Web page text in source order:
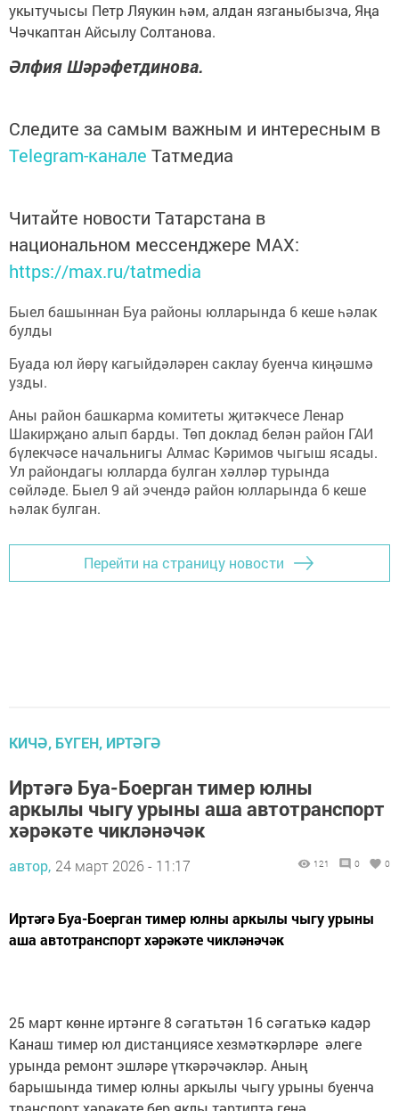
укытучысы Петр Ляукин һәм, алдан язганыбызча, Яңа
Чәчкаптан Айсылу Солтанова.
Әлфия Шәрәфетдинова.
Следите за самым важным и интересным в
Telegram-канале Татмедиа
Читайте новости Татарстана в
национальном мессенджере MАХ:
https://max.ru/tatmedia
Быел башыннан Буа районы юлларында 6 кеше һәлак
булды
Буада юл йөрү кагыйдәләрен саклау буенча киңәшмә
узды.
Аны район башкарма комитеты җитәкчесе Ленар
Шакирҗано алып барды. Төп доклад белән район ГАИ
бүлекчәсе начальнигы Алмас Кәримов чыгыш ясады.
Ул райондагы юлларда булган хәлләр турында
сөйләде. Быел 9 ай эчендә район юлларында 6 кеше
һәлак булган.
Перейти на страницу новости
КИЧӘ, БҮГЕН, ИРТӘГӘ
Иртәгә Буа-Боерган тимер юлны
аркылы чыгу урыны аша автотранспорт
хәрәкәте чикләнәчәк
автор, 24 март 2026 - 11:17 121 0 0
Иртәгә Буа-Боерган тимер юлны аркылы чыгу урыны
аша автотранспорт хәрәкәте чикләнәчәк
25 март көнне иртәнге 8 сәгатьтән 16 сәгатькә кадәр
Канаш тимер юл дистанциясе хезмәткәрләре әлеге
урында ремонт эшләре үткәрәчәкләр. Аның
барышында тимер юлны аркылы чыгу урыны буенча